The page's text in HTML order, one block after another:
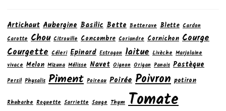
Artichaut Aubergine Basilic Bette Betterave Blette Cardon
Carotte Chou Citrouille Concombre Coriandre Cornichon Courge
Courgette Céleri Epinard Estragon laitue Livèche Marjolaine
vivace Melon Mizuna Mélisse Navet Oignon Origan Panais Pastèque
Persil Physalis Piment Poireau Poirée Poivron potiron
Rhubarbe Roquette Sarriette Sauge Thym Tomate